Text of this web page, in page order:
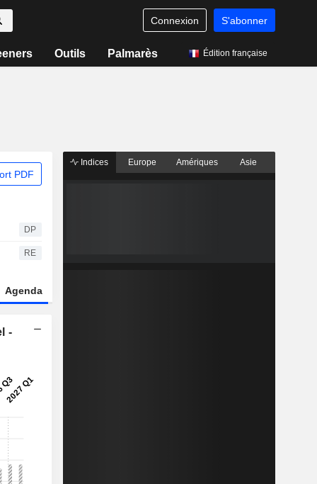
Connexion S'abonner
Outils Palmarès Édition française
PDF
DP
RE
Agenda
-
Indices Europe Amériques Asie